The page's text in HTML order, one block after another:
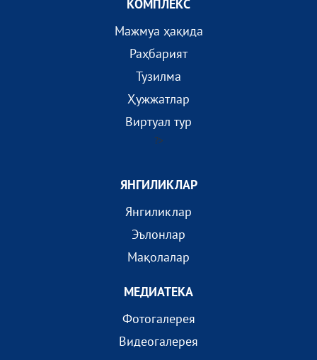
КОМПЛEКС
Мажмуа ҳақида
Раҳбарият
Тузилма
Ҳужжатлар
Виртуал тур
?>
ЯНГИЛИКЛАР
Янгиликлар
Эълонлар
Мақолалар
МEДИАТEКА
Фотогалерея
Видеогалерея